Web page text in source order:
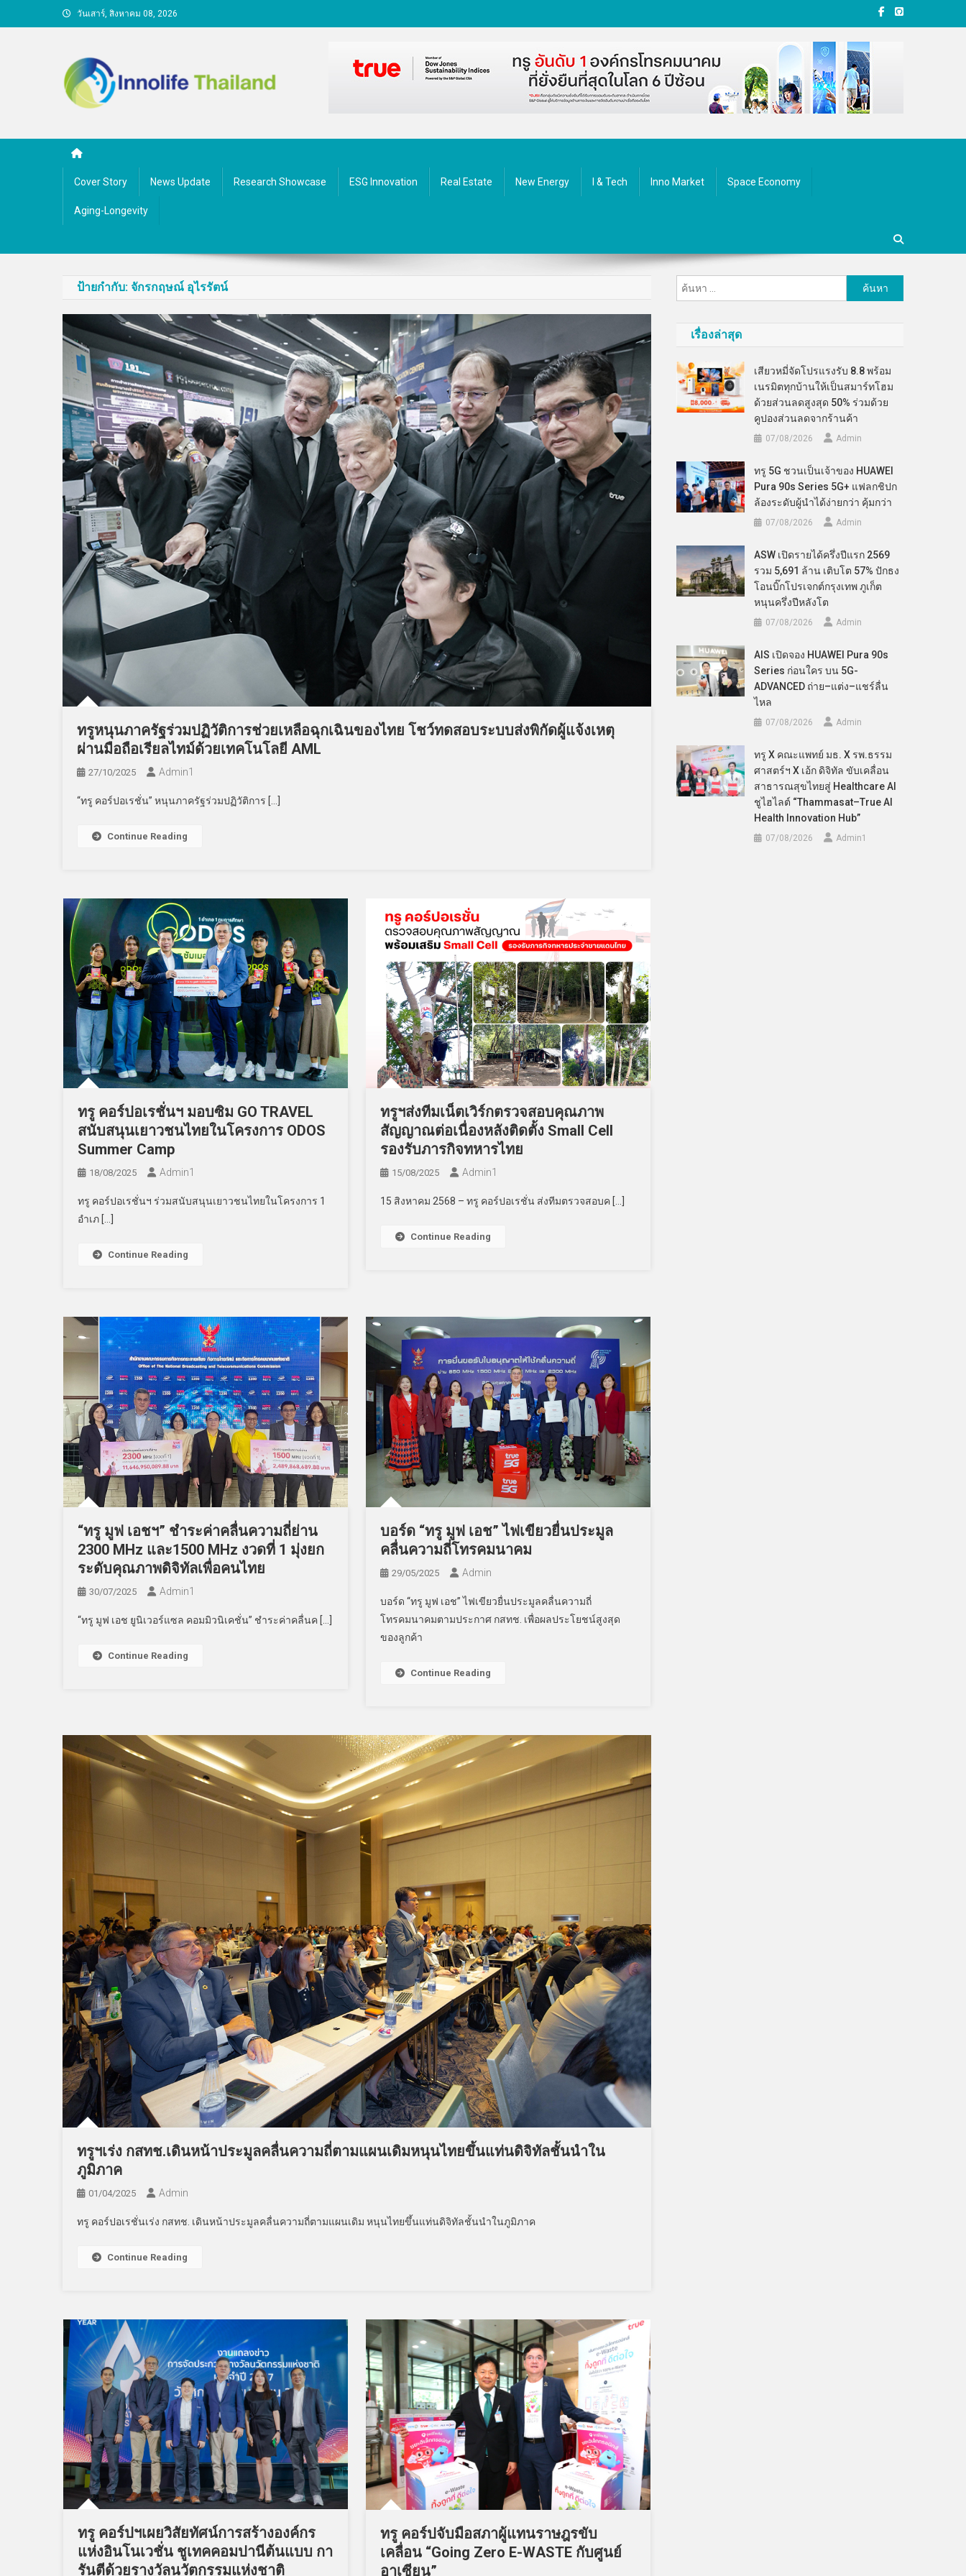
to
วันเสาร์, สิงหาคม 08, 2026
Cover Story News Update Research Showcase ESG Innovation Real Estate New Energy I & Tech Inno Market Space Economy
Aging-Longevity
ป้ายกำกับ: จักรกฤษณ์ อุไรรัตน์
ทรูหนุนภาครัฐร่วมปฏิวัติการช่วยเหลือฉุกเฉินของไทย โชว์ทดสอบระบบส่งพิกัดผู้แจ้งเหตุ
ผ่านมือถือเรียลไทม์ด้วยเทคโนโลยี AML
27/10/2025 Admin​1
“ทรู คอร์ปอเรชั่น” หนุนภาครัฐร่วมปฏิวัติการ […]
Continue Reading
ทรู คอร์ปอเรชั่นฯ มอบซิม GO TRAVEL
สนับสนุนเยาวชนไทยในโครงการ ODOS
Summer Camp
18/08/2025 Admin​1
ทรู คอร์ปอเรชั่นฯ ร่วมสนับสนุนเยาวชนไทยในโครงการ 1
อำเภ […]
Continue Reading
ทรูฯส่งทีมเน็ตเวิร์กตรวจสอบคุณภาพ
สัญญาณต่อเนื่องหลังติดตั้ง Small Cell
รองรับภารกิจทหารไทย
15/08/2025 Admin​1
15 สิงหาคม 2568 – ทรู คอร์ปอเรชั่น ส่งทีมตรวจสอบค […]
Continue Reading
“ทรู มูฟ เอชฯ” ชำระค่าคลื่นความถี่ย่าน
2300 MHz และ1500 MHz งวดที่ 1 มุ่งยก
ระดับคุณภาพดิจิทัลเพื่อคนไทย
30/07/2025 Admin​1
“ทรู มูฟ เอช ยูนิเวอร์แซล คอมมิวนิเคชั่น” ชำระค่าคลื่นค […]
Continue Reading
บอร์ด “ทรู มูฟ เอช” ไฟเขียวยื่นประมูล
คลื่นความถี่โทรคมนาคม
29/05/2025 Admin
บอร์ด “ทรู มูฟ เอช” ไฟเขียวยื่นประมูลคลื่นความถี่
โทรคมนาคมตามประกาศ กสทช. เพื่อผลประโยชน์สูงสุด
ของลูกค้า
Continue Reading
ทรูฯเร่ง กสทช.เดินหน้าประมูลคลื่นความถี่ตามแผนเดิมหนุนไทยขึ้นแท่นดิจิทัลชั้นนำใน
ภูมิภาค
01/04/2025 Admin
ทรู คอร์ปอเรชั่นเร่ง กสทช. เดินหน้าประมูลคลื่นความถี่ตามแผนเดิม หนุนไทยขึ้นแท่นดิจิทัลชั้นนำในภูมิภาค
Continue Reading
ทรู คอร์ปฯเผยวิสัยทัศน์การสร้างองค์กร
แห่งอินโนเวชั่น ชูเทคคอมปานีต้นแบบ กา
รันตีด้วยรางวัลนวัตกรรมแห่งชาติ
ทรู คอร์ปจับมือสภาผู้แทนราษฎรขับ
เคลื่อน “Going Zero E-WASTE กับศูนย์
อาเซียน”
ค้นหา
สำหรับ:
เรื่องล่าสุด
เสียวหมี่จัดโปรแรงรับ 8.8 พร้อม
เนรมิตทุกบ้านให้เป็นสมาร์ทโฮม
ด้วยส่วนลดสูงสุด 50% ร่วมด้วย
คูปองส่วนลดจากร้านค้า
07/08/2026 Admin
ทรู 5G ชวนเป็นเจ้าของ HUAWEI
Pura 90s Series 5G+ แฟลกชิปก
ล้องระดับผู้นำได้ง่ายกว่า คุ้มกว่า
07/08/2026 Admin
ASW เปิดรายได้ครึ่งปีแรก 2569
รวม 5,691 ล้าน เติบโต 57% ปักธง
โอนบิ๊กโปรเจกต์กรุงเทพ ภูเก็ต
หนุนครึ่งปีหลังโต
07/08/2026 Admin
AIS เปิดจอง HUAWEI Pura 90s
Series ก่อนใคร บน 5G-
ADVANCED ถ่าย–แต่ง–แชร์ลื่น
ไหล
07/08/2026 Admin
ทรู X คณะแพทย์ มธ. X รพ.ธรรม
ศาสตร์ฯ X เอ้ก ดิจิทัล ขับเคลื่อน
สาธารณสุขไทยสู่ Healthcare AI
ชูไฮไลต์ “Thammasat–True AI
Health Innovation Hub”
07/08/2026 Admin​1